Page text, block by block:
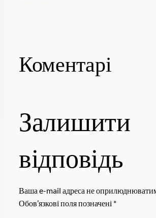
Коментарі
Залишити
відповідь
Ваша e-mail адреса не
Обов’язкові поля позначені *